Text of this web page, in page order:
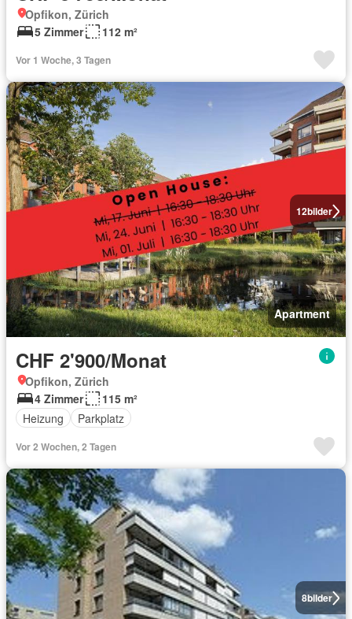
Opfikon, Zürich
5 Zimmer
112 m²
Vor 1 Woche, 3 Tagen
12bilder
Apartment
CHF 2'900/Monat
Opfikon, Zürich
4 Zimmer
115 m²
Heizung
Parkplatz
Vor 2 Wochen, 2 Tagen
8bilder